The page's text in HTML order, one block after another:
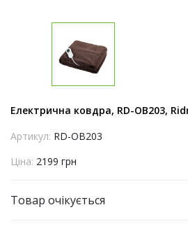
Електрична ковдра, RD-OB203,
Артикул: RD-OB203
Ціна: 2199 грн
Товар очікується